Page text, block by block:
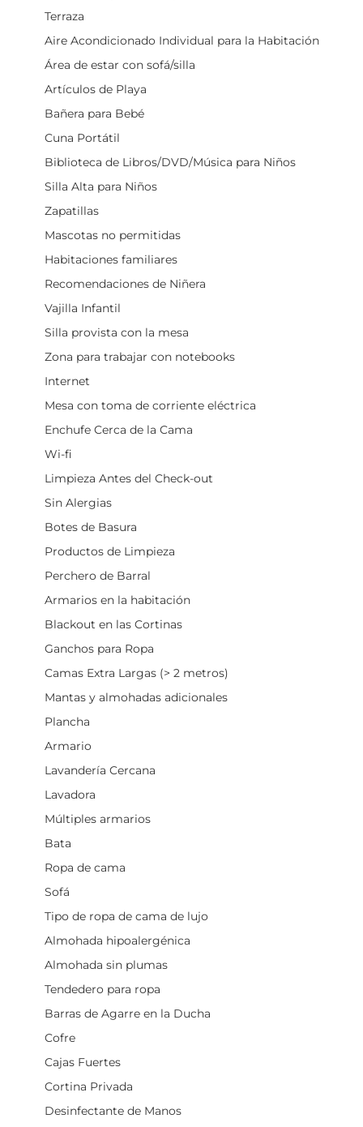
Terraza
Aire Acondicionado Individual para la Habitación
Área de estar con sofá/silla
Artículos de Playa
Bañera para Bebé
Cuna Portátil
Biblioteca de Libros/DVD/Música para Niños
Silla Alta para Niños
Zapatillas
Mascotas no permitidas
Habitaciones familiares
Recomendaciones de Niñera
Vajilla Infantil
Silla provista con la mesa
Zona para trabajar con notebooks
Internet
Mesa con toma de corriente eléctrica
Enchufe Cerca de la Cama
Wi-fi
Limpieza Antes del Check-out
Sin Alergias
Botes de Basura
Productos de Limpieza
Perchero de Barral
Armarios en la habitación
Blackout en las Cortinas
Ganchos para Ropa
Camas Extra Largas (> 2 metros)
Mantas y almohadas adicionales
Plancha
Armario
Lavandería Cercana
Lavadora
Múltiples armarios
Bata
Ropa de cama
Sofá
Tipo de ropa de cama de lujo
Almohada hipoalergénica
Almohada sin plumas
Tendedero para ropa
Barras de Agarre en la Ducha
Cofre
Cajas Fuertes
Cortina Privada
Desinfectante de Manos